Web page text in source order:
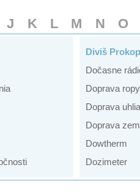
J K L M N O
Diviš Prokop
Dočasne
Doprava ropy
Doprava
Doprava
Dowtherm
Dozimeter